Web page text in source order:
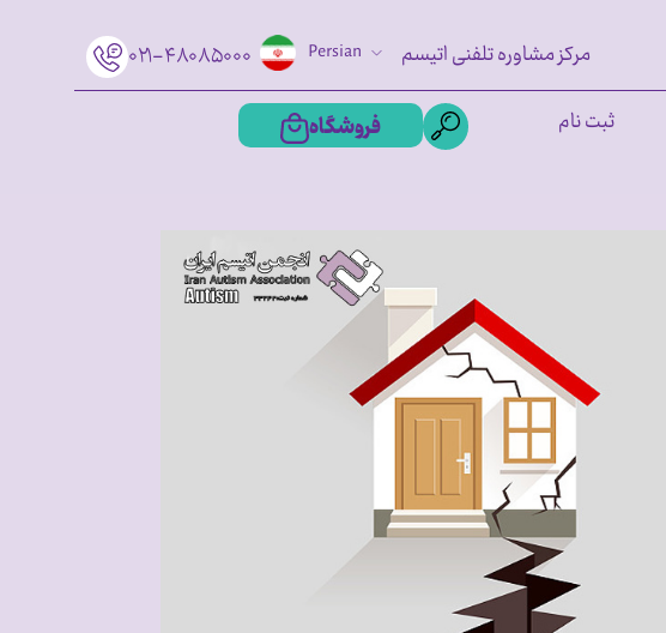
۰۲۱-۴۸۰۸۵۰۰۰ Persian مرکز مشاوره تلفنی اتیسم
ثبت نام فروشگاه